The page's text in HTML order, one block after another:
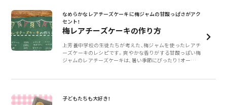
なめらかなレアチーズケーキに梅ジャムの甘酸っぱさがアク
セント！
梅レアチーズケーキの作り方
上芳養中学校の生徒たちが考えた、梅ジャムを使ったレアチ
ーズケーキのレシピです。爽やかな香りがする甘酸っぱい梅
ジャムのレアチーズケーキは、暑い季節にぴったり！オーブン
子どもたちも大好き！